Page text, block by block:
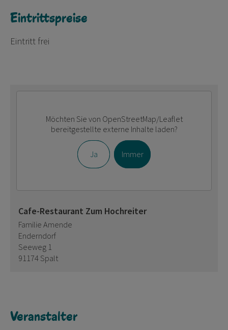
Eintrittspreise
Eintritt frei
Möchten Sie von OpenStreetMap/Leaflet
bereitgestellte externe Inhalte laden?
Ja Immer
Cafe-Restaurant Zum Hochreiter
Familie Amende
Enderndorf
Seeweg 1
91174 Spalt
Veranstalter